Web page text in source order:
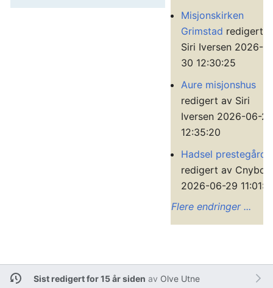
Misjonskirken
Grimstad redigert
Siri Iversen 2026-
30 12:30:25
Aure misjonshus
redigert av Siri
Iversen 2026-06-29
12:35:20
Hadsel prestegård
redigert av
2026-06-29
Flere endringer ...
Sist redigert for 15 år siden av Olve Utne